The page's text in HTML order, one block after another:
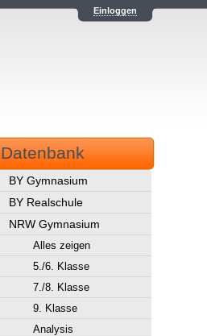
Einloggen
Datenbank
BY Gymnasium
BY Realschule
NRW Gymnasium
Alles zeigen
5./6. Klasse
7./8. Klasse
9. Klasse
Analysis